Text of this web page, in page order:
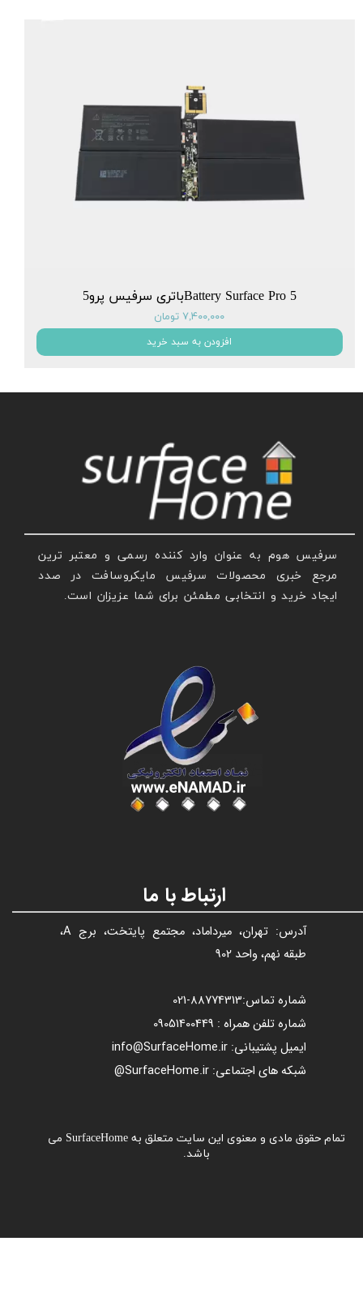
Battery Surface Pro 5باتری سرفیس پرو5
۷,۴۰۰,۰۰۰ تومان
افزودن به سبد خرید
سرفیس هوم به عنوان وارد کننده رسمی و معتبر ترین
مرجع خبری محصولات سرفیس مایکروسافت در صدد
ایجاد خرید و انتخابی مطمئن برای شما عزیزان است.
عنوان با فونت تیتر
آدرس: تهران، میرداماد، مجتمع پایتخت، برج A،
طبقه نهم، واحد 902
شماره تماس:88774313​​​​​​​
-021​​​​​​​
شماره تلفن همراه : 09051400449
ایمیل پشتیبانی: info@SurfaceHome.ir
شبکه های اجتماعی: SurfaceHome.ir@
تمام حقوق مادی و معنوی این سایت متعلق به SurfaceHome می
باشد.
ارتباط با ما